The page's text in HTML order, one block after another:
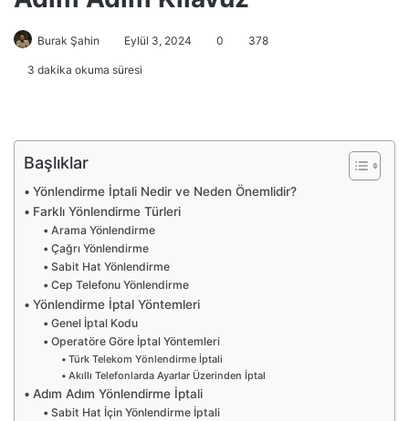
Burak Şahin Eylül 3, 2024 0 378
3 dakika okuma süresi
Başlıklar
Yönlendirme İptali Nedir ve Neden Önemlidir?
Farklı Yönlendirme Türleri
Arama Yönlendirme
Çağrı Yönlendirme
Sabit Hat Yönlendirme
Cep Telefonu Yönlendirme
Yönlendirme İptal Yöntemleri
Genel İptal Kodu
Operatöre Göre İptal Yöntemleri
Türk Telekom Yönlendirme İptali
Akıllı Telefonlarda Ayarlar Üzerinden İptal
Adım Adım Yönlendirme İptali
Sabit Hat İçin Yönlendirme İptali